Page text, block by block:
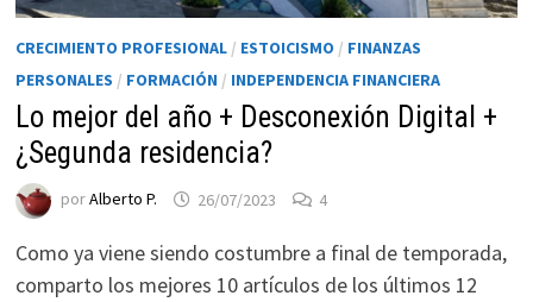
CRECIMIENTO PROFESIONAL/ ESTOICISMO / FINANZAS
PERSONALES / FORMACIÓN / INDEPENDENCIA FINANCIERA
Lo mejor del año + Desconexión Digital +
¿Segunda residencia?
porAlberto P. 26/07/2023 4
Como ya viene siendo costumbre a final de temporada,
comparto los mejores 10 artículos de los últimos 12